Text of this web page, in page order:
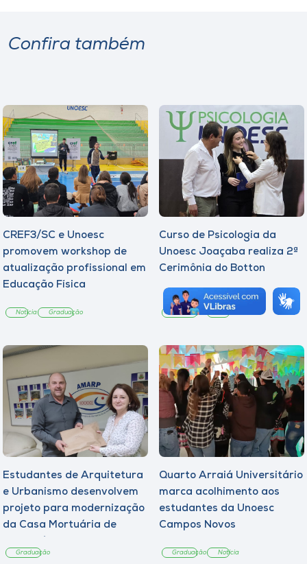
Confira também
CREF3/SC e Unoesc
promovem workshop de
atualização profissional em
Educação Física
Notícia Graduação
Curso de Psicologia da
Unoesc Joaçaba realiza 2ª
Cerimônia do Botton
Graduação
Estudantes de Arquitetura
e Urbanismo desenvolvem
projeto para modernização
da Casa Mortuária de
Graduação
Quarto Arraiá Universitário
marca acolhimento aos
estudantes da Unoesc
Campos Novos
Graduação Notícia